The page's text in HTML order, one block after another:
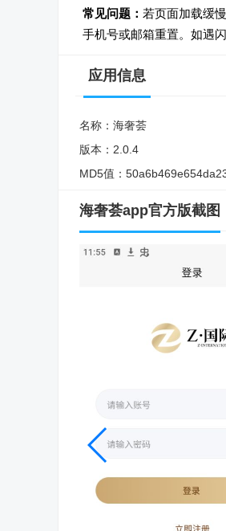
常见问题： 若页面加载缓
手机号或邮箱重置。如遇
应用信息
名称： 海奢荟
版本： 2.0.4
MD5值：
海奢荟app官方版截图